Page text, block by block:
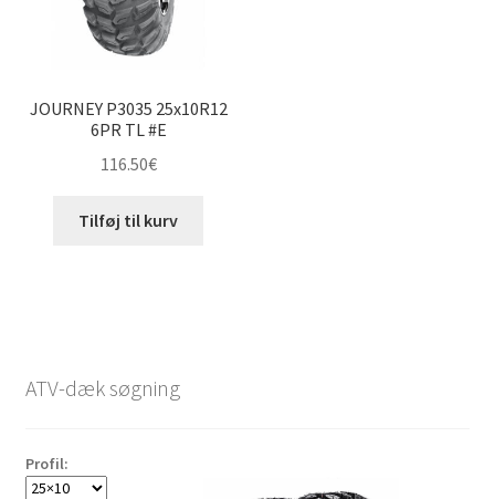
JOURNEY P3035 25x10R12
6PR TL #E
116.50€
Tilføj til kurv
ATV-dæk søgning
Profil: